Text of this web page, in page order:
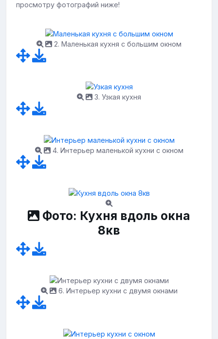
просмотру фотографий ниже!
2. Маленькая кухня с большим окном
3. Узкая кухня
4. Интерьер маленькой кухни с окном
Фото: Кухня вдоль окна
8кв
6. Интерьер кухни с двумя окнами